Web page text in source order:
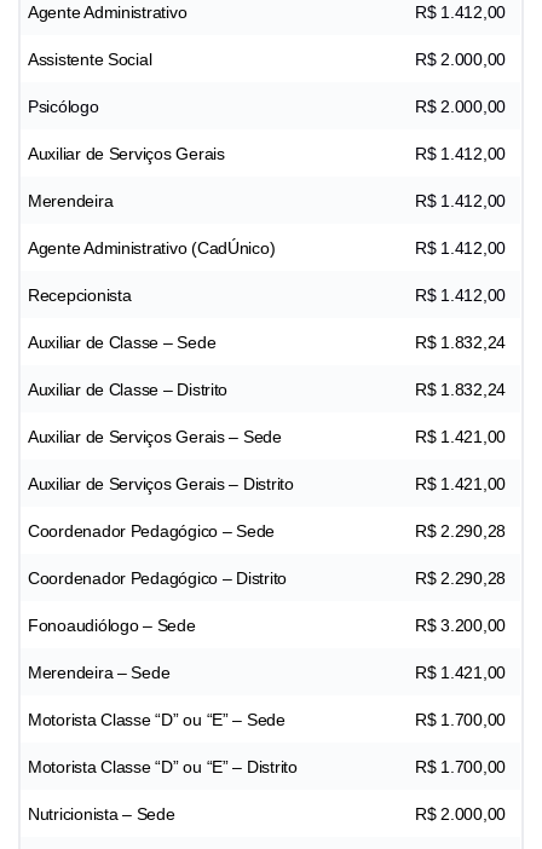
Agente Administrativo R$ 1.412,00
Assistente Social R$ 2.000,00
Psicólogo R$ 2.000,00
Auxiliar de Serviços Gerais R$ 1.412,00
Merendeira R$ 1.412,00
Agente Administrativo (CadÚnico) R$ 1.412,00
Recepcionista R$ 1.412,00
Auxiliar de Classe – Sede R$ 1.832,24
Auxiliar de Classe – Distrito R$ 1.832,24
Auxiliar de Serviços Gerais – Sede R$ 1.421,00
Auxiliar de Serviços Gerais – Distrito R$ 1.421,00
Coordenador Pedagógico – Sede R$ 2.290,28
Coordenador Pedagógico – Distrito R$ 2.290,28
Fonoaudiólogo – Sede R$ 3.200,00
Merendeira – Sede R$ 1.421,00
Motorista Classe “D” ou “E” – Sede R$ 1.700,00
Motorista Classe “D” ou “E” – Distrito R$ 1.700,00
Nutricionista – Sede R$ 2.000,00